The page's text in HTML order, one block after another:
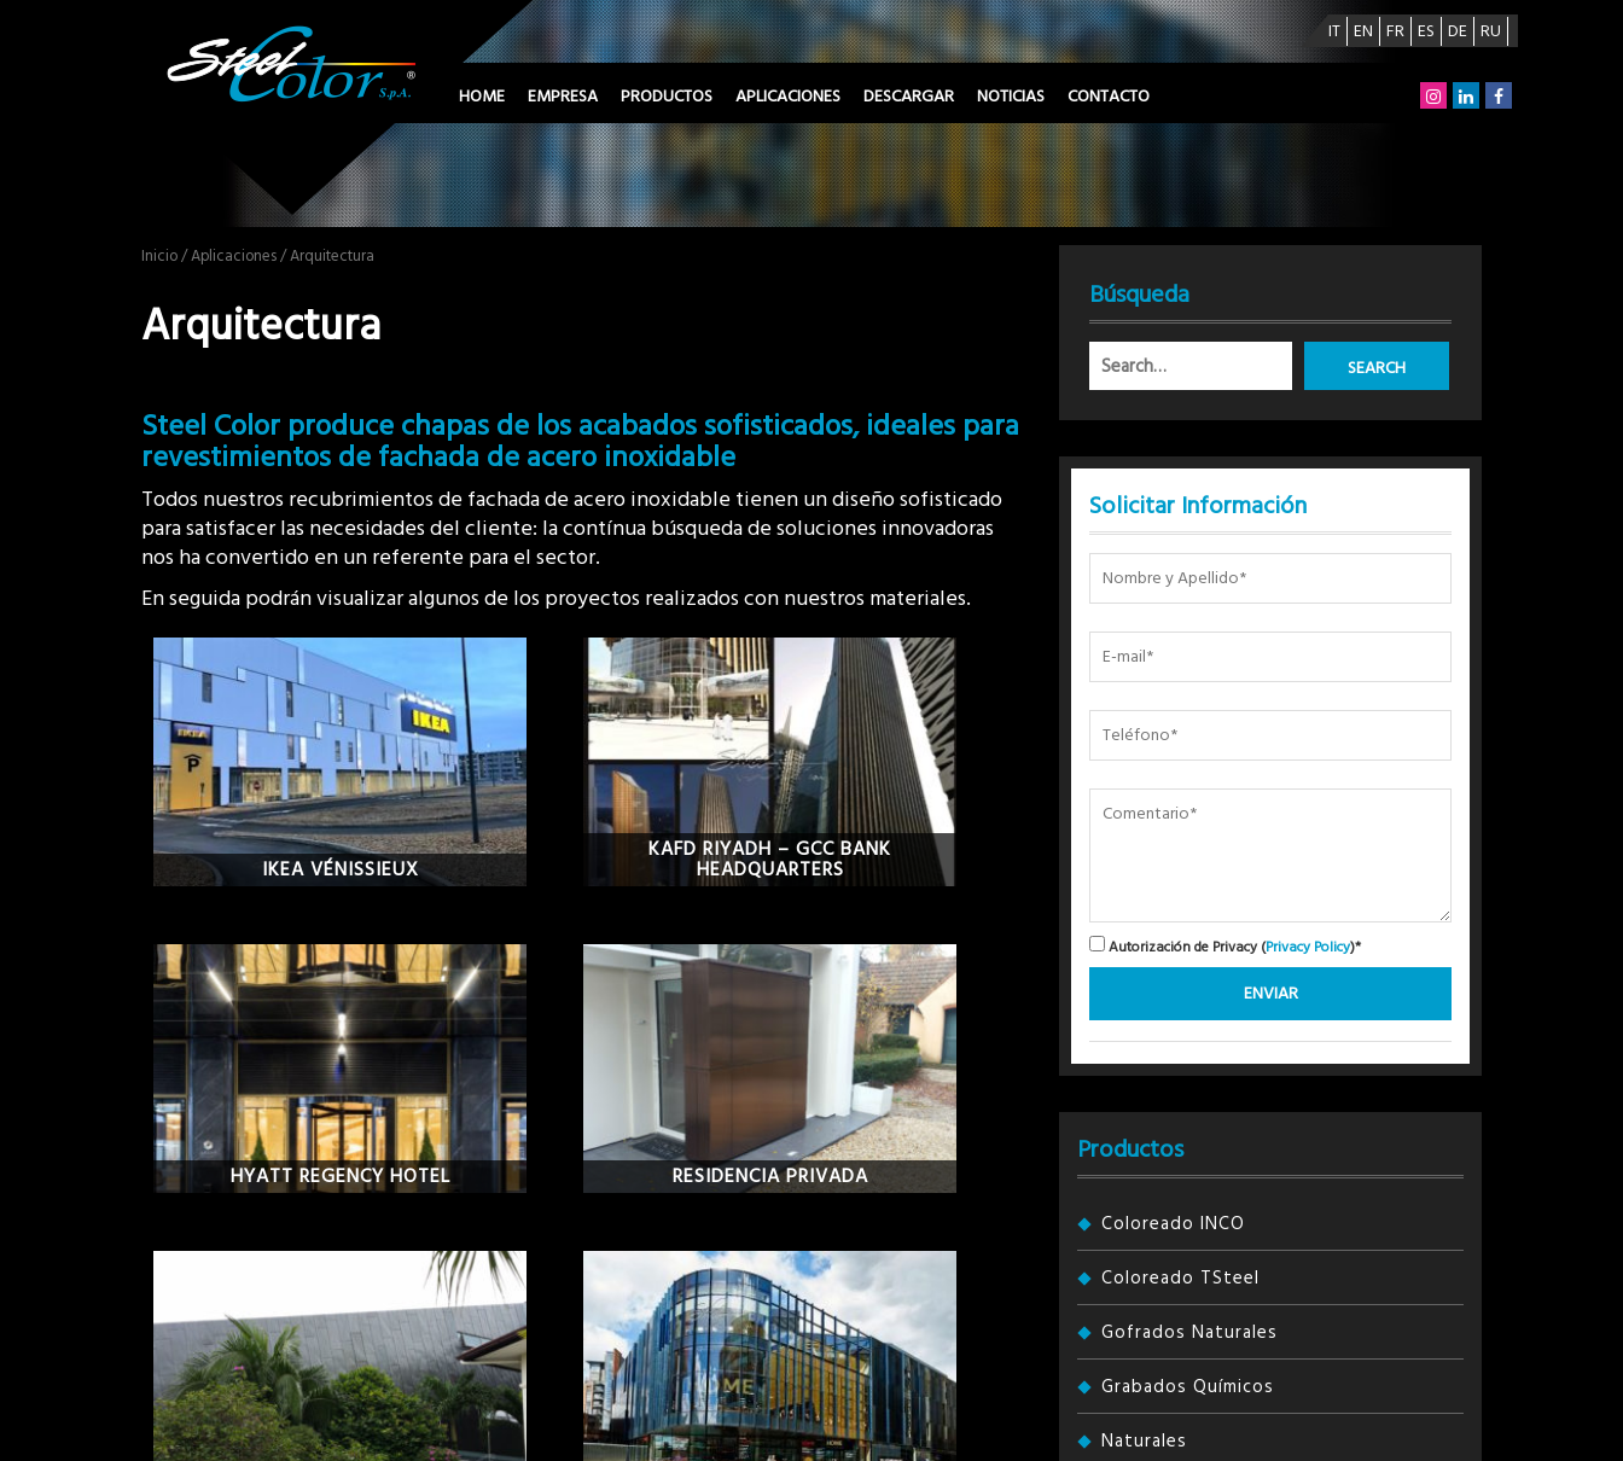
IT EN FR ES DE RU
HOME EMPRESA PRODUCTOS APLICACIONES DESCARGAR NOTICIAS CONTACTO
Inicio/Aplicaciones/ Arquitectura
Arquitectura
Steel Color produce chapas de los acabados sofisticados, ideales para
revestimientos de fachada de acero inoxidable
Todos nuestros recubrimientos de fachada de acero inoxidable tienen un diseño sofisticado
para satisfacer las necesidades del cliente: la contínua búsqueda de soluciones innovadoras
nos ha convertido en un referente para el sector.
En seguida podrán visualizar algunos de los proyectos realizados con nuestros materiales.
IKEA VÉNISSIEUX
KAFD RIYADH – GCC BANK
HEADQUARTERS
HYATT REGENCY HOTEL RESIDENCIA PRIVADA
Búsqueda
Solicitar Información
Autorización de Privacy (Privacy Policy)*
Productos
Coloreado INCO
Coloreado TSteel
Gofrados Naturales
Grabados Químicos
Naturales